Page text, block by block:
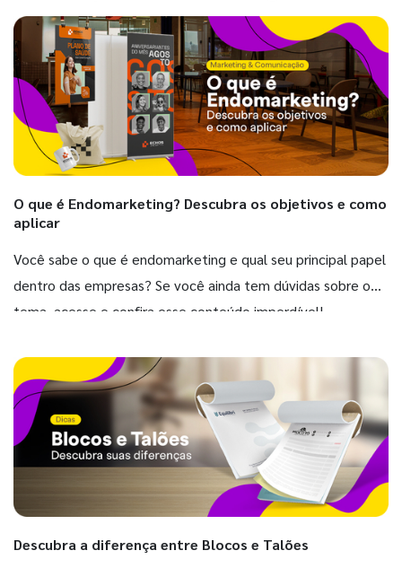
O que é Endomarketing? Descubra os objetivos e como
aplicar
Você sabe o que é endomarketing e qual seu principal papel
dentro das empresas? Se você ainda tem dúvidas sobre o
tema, acesse e confira esse conteúdo imperdível!
Descubra a diferença entre Blocos e Talões